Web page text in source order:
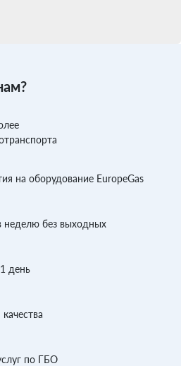
на оборудование EuropeGas
неделю без выходных
день
качества
по ГБО